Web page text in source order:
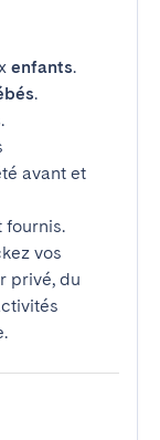
enfants.
.
.
avant et
fournis.
vos
privé, du